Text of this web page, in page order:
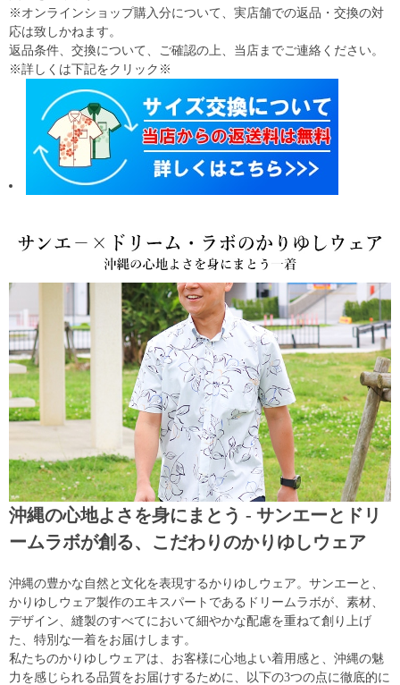
※オンラインショップ購入分について、実店舗での返品・交換の対
応は致しかねます。
返品条件、交換について、ご確認の上、当店までご連絡ください。
※詳しくは下記をクリック※
沖縄の心地よさを身にまとう - サンエーとドリ
ームラボが創る、こだわりのかりゆしウェア
沖縄の豊かな自然と文化を表現するかりゆしウェア。サンエーと、
かりゆしウェア製作のエキスパートであるドリームラボが、素材、
デザイン、縫製のすべてにおいて細やかな配慮を重ねて創り上げ
た、特別な一着をお届けします。
私たちのかりゆしウェアは、お客様に心地よい着用感と、沖縄の魅
力を感じられる品質をお届けするために、以下の3つの点に徹底的に